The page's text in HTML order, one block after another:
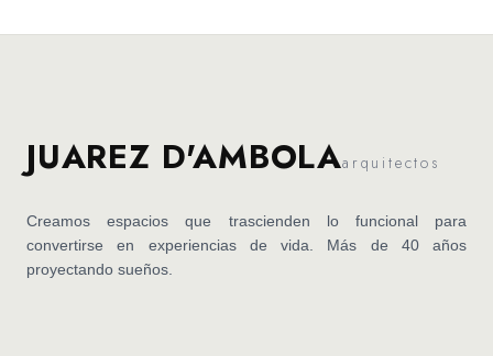
JUAREZ D'AMBOLAarquitectos
Creamos espacios que trascienden lo funcional para
convertirse en experiencias de vida. Más de 40 años
proyectando sueños.